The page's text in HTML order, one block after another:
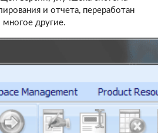
и отчета, переработан
другие.